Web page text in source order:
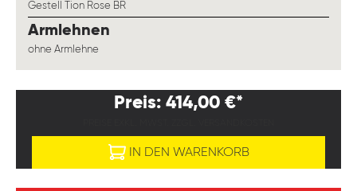
Gestell Tion Rose BR
Armlehnen
ohne Armlehne
Preis: 414,00 €*
IN DEN WARENKORB